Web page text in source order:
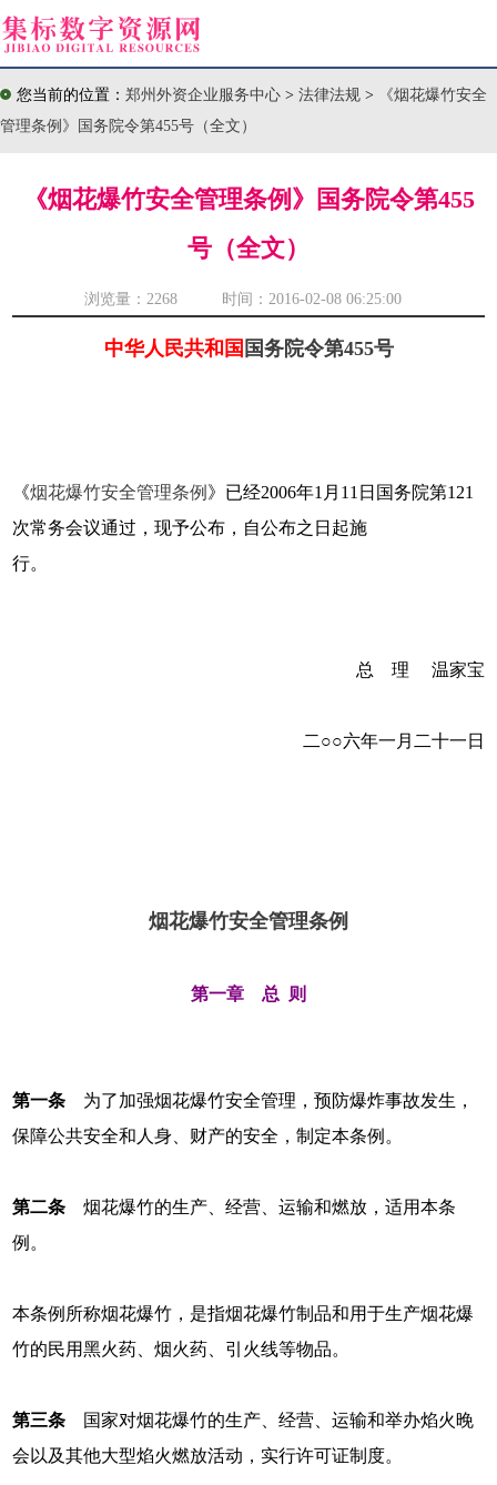
您当前的位置： 郑州外资企业服务中心 > 法律法规 >
《烟花爆竹安全
管理条例》国务院令第455号（全文）
《烟花爆竹安全管理条例》国务院令第455
号（全文）
浏览量： 2268 时间：2016-02-08 06:25:00
中华人民共和国 国务院令第455号
《烟花爆竹安全管理条例 》已经2006年1月11日国务院第121
次常务会议通过，现予公布，自公布之日起施
行。
总 理 温家宝
二○○六年一月二十一日
烟花爆竹安全管理条例
第一章 总 则
第一条 为了加强烟花爆竹安全管理，预防爆炸事故发生，
保障公共安全和人身、财产的安全，制定本条例。
第二条 烟花爆竹的生产、经营、运输和燃放，适用本条
例。
本条例所称烟花爆竹，是指烟花爆竹制品和用于生产烟花爆
竹的民用黑火药、烟火药、引火线等物品。
第三条 国家对烟花爆竹的生产、经营、运输和举办焰火晚
会以及其他大型焰火燃放活动，实行许可证制度。